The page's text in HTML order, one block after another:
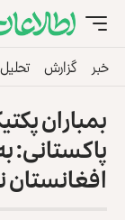
خبر گزارش تحلیل
بمباران
پاکستانی:
افغانستان